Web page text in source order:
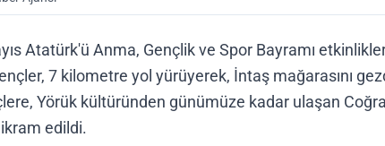
Atatürk'ü Anma, Gençlik ve Spor Bayramı
7 kilometre yol yürüyerek, İntaş mağarasını
Yörük kültüründen günümüze kadar ulaşan
ikram edildi.